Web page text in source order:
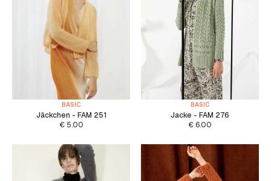
BASIC
Jäckchen - FAM 251
€5.00
BASIC
Jacke - FAM 276
€ 6.00